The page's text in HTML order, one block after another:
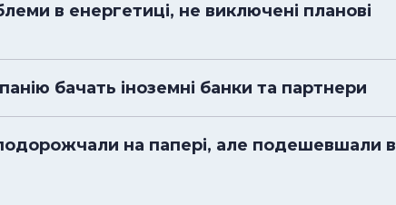
в енергетиці, не виключені планові
бачать іноземні банки та партнери
на папері, але подешевшали в